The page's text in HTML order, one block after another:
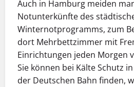
Auch in Hamburg meiden
Notunterkünfte des
Winternotprogramms, zum
dort Mehrbettzimmer mit
Einrichtungen jeden Morgen
Sie können bei Kälte Schutz
der Deutschen Bahn finden,